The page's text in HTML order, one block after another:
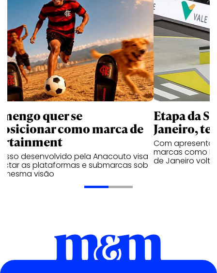
quer se
como marca de
desenvolvido pela Anacouto visa
as plataformas e submarcas sob
mesma visão
Etapa da
Janeiro,
Com
marcas como
de Janeiro